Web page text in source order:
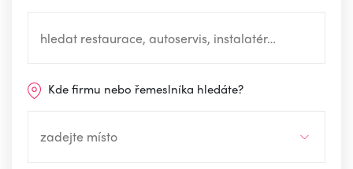
Kde firmu nebo řemeslníka hledáte?